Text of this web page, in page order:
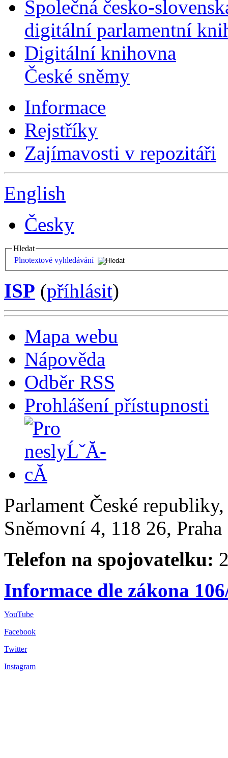
Společná česko-
digitální parlamentní
Digitální knihovna
České sněmy
Informace
Rejstříky
Zajímavosti v repozitáři
English
Česky
Hledat
Plnotextové vyhledávání
ISP (příhlásit)
Mapa webu
Nápověda
Odběr RSS
Prohlášení přístupnosti
Parlament České
Sněmovní 4, 118 26,
Telefon na spojovatelku:
Informace dle zákona
YouTube
Facebook
Twitter
Instagram